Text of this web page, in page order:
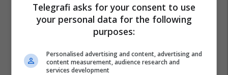
Telegrafi asks for your consent to use
your personal data for the following
purposes:
Personalised advertising and content, advertising and
content measurement, audience research and
services development